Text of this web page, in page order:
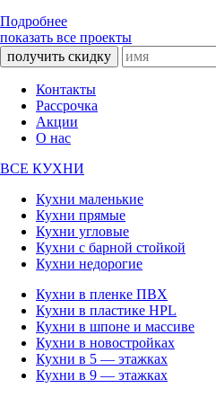
Подробнее
показать все проекты
получить скидку
Контакты
Рассрочка
Акции
О нас
ВСЕ КУХНИ
Кухни маленькие
Кухни прямые
Кухни угловые
Кухни с барной стойкой
Кухни недорогие
Кухни в пленке ПВХ
Кухни в пластике HPL
Кухни в шпоне и массиве
Кухни в новостройках
Кухни в 5 — этажках
Кухни в 9 — этажках